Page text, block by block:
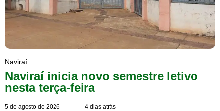
Naviraí
Naviraí inicia novo semestre letivo
nesta terça-feira
5 de agosto de 2026 4 dias atrás